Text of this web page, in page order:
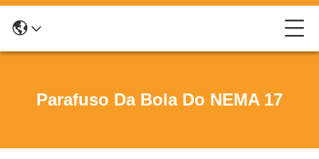
Parafuso Da Bola Do NEMA 17